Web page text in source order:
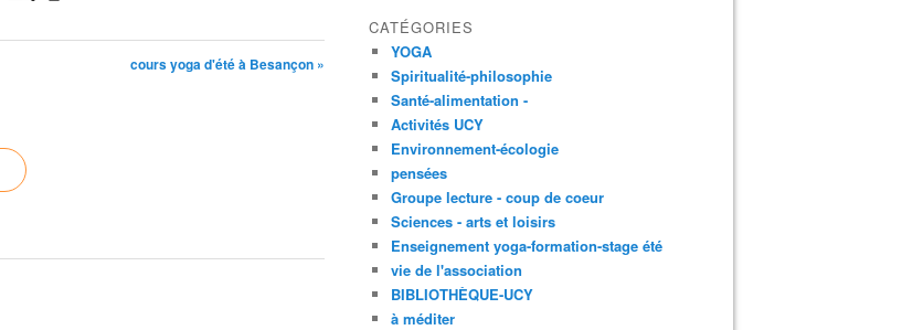
cours yoga d'été à Besançon »
CATÉGORIES
YOGA
Spiritualité-philosophie
Santé-alimentation -
Activités UCY
Environnement-écologie
pensées
Groupe lecture - coup de coeur
Sciences - arts et loisirs
Enseignement yoga-formation-stage été
vie de l'association
BIBLIOTHÈQUE-UCY
à méditer